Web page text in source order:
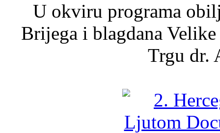
U okviru programa
Brijega i blagdana
Trgu dr.